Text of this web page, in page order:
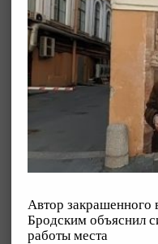
Автор закрашенного
Бродским объяснил
работы места